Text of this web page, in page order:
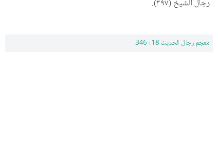
رجال الشيخ (٣٩٧).
معجم رجال الحديث 18 : 346